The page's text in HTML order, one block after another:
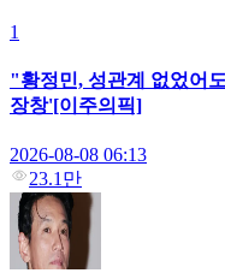
1
"황정민, 성관계 없었어
장창'[이주의픽]
2026-08-08 06:13
23.1만